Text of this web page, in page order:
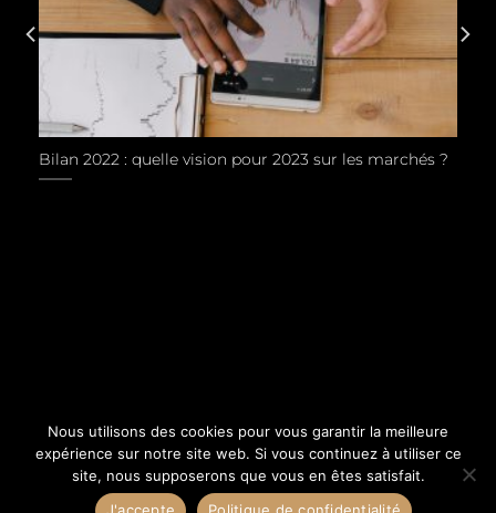
Bilan 2022 : quelle vision pour 2023 sur les marchés ?
Copyright 2026 ©Aristote Patrimoine-Mentions légales
Nous utilisons des cookies pour vous garantir la meilleure
expérience sur notre site web. Si vous continuez à utiliser ce
site, nous supposerons que vous en êtes satisfait.